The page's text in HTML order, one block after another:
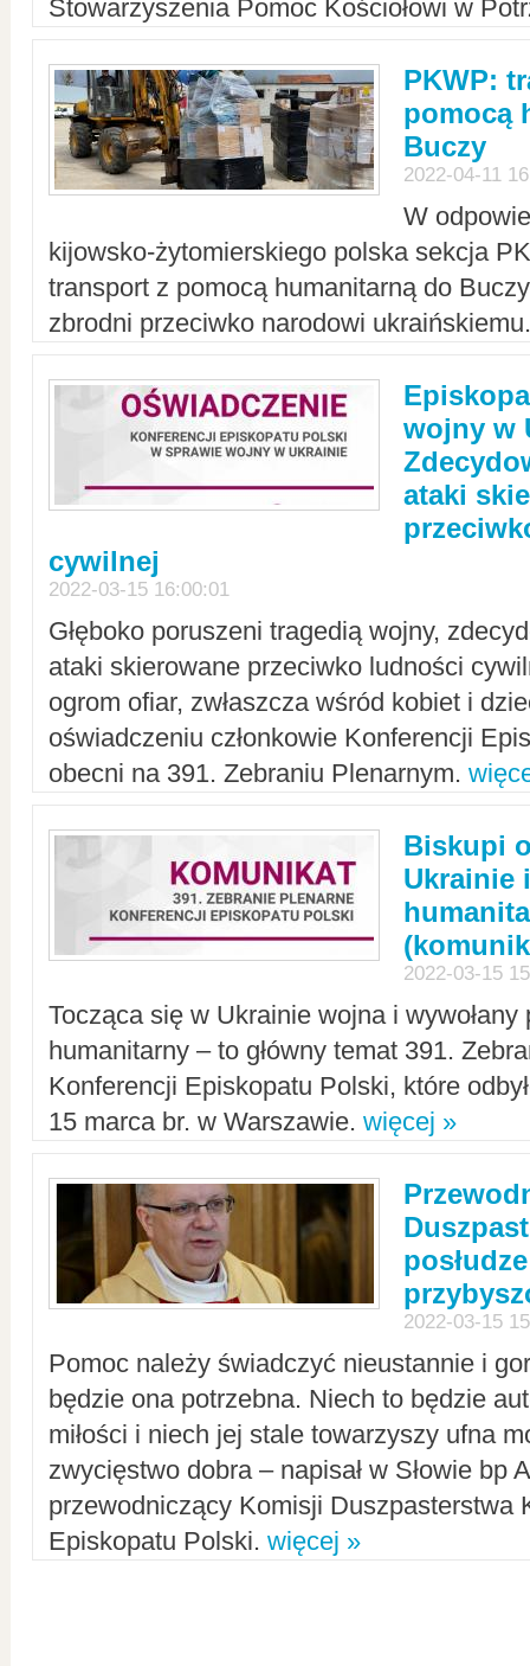
Stowarzyszenia Pomoc Kościołowi w
PKWP:
pomocą
Buczy
2022-04-11
W
kijowsko-żytomierskiego polska sekcja
transport z pomocą humanitarną do
zbrodni przeciwko narodowi
wojny w
ataki
cywilnej
2022-03-15 16:00:01
Głęboko poruszeni tragedią wojny,
ataki skierowane przeciwko ludności
ogrom ofiar, zwłaszcza wśród kobiet i
oświadczeniu członkowie Konferencji
obecni na 391. Zebraniu Plenarnym.
Biskupi
Ukrainie
2022-03-15
Tocząca się w Ukrainie wojna i
humanitarny – to główny temat 391.
Konferencji Episkopatu Polski, które
15 marca br. w Warszawie. więcej »
2022-03-15
Pomoc należy świadczyć nieustannie i
będzie ona potrzebna. Niech to będzie
miłości i niech jej stale towarzyszy ufna
zwycięstwo dobra – napisał w Słowie bp
przewodniczący Komisji Duszpasterstwa
Episkopatu Polski. więcej »